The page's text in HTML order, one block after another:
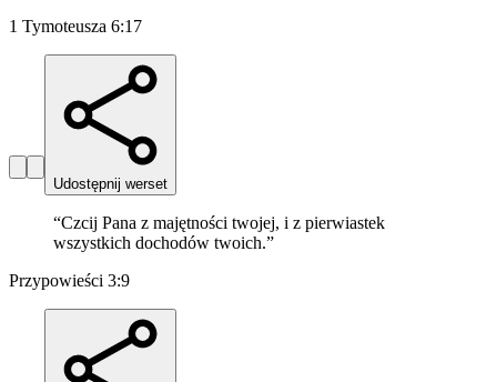
1 Tymoteusza 6:17
Udostępnij werset
“Czcij Pana z majętności twojej, i z pierwiastek
wszystkich dochodów twoich.”
Przypowieści 3:9